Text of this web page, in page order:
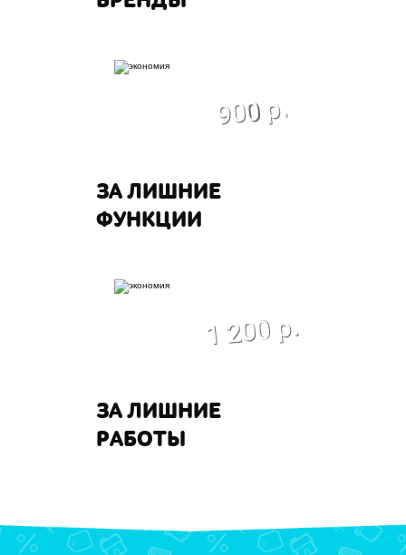
900 р.
ЗА ЛИШНИЕ
ФУНКЦИИ
1 200 р.
ЗА ЛИШНИЕ
РАБОТЫ